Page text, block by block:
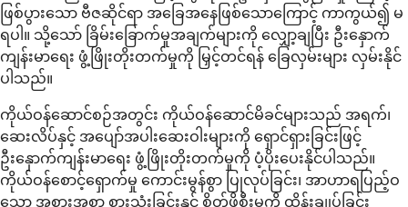
ဖြစ်ပွားသော ဗီဇဆိုင်ရာ အခြေအနေဖြစ်သောကြောင့် ကာကွယ်၍ မ
ရပါ။ သို့သော် ခြိမ်းခြောက်မှုအချက်များကို လျှော့ချပြီး ဦးနှောက်
ကျန်းမာရေး ဖွံ့ဖြိုးတိုးတက်မှုကို မြှင့်တင်ရန် ခြေလှမ်းများ လှမ်းနိုင်
ပါသည်။
ကိုယ်ဝန်ဆောင်စဉ်အတွင်း ကိုယ်ဝန်ဆောင်မိခင်များသည် အရက်၊
ဆေးလိပ်နှင့် အပျော်အပါးဆေးဝါးများကို ရှောင်ရှားခြင်းဖြင့်
ဦးနှောက်ကျန်းမာရေး ဖွံ့ဖြိုးတိုးတက်မှုကို ပံ့ပိုးပေးနိုင်ပါသည်။
ကိုယ်ဝန်စောင့်ရှောက်မှု ကောင်းမွန်စွာ ပြုလုပ်ခြင်း၊ အာဟာရပြည့်ဝ
သော အစားအစာ စားသုံးခြင်းနှင့် စိတ်ဖိစီးမှုကို ထိန်းချုပ်ခြင်း